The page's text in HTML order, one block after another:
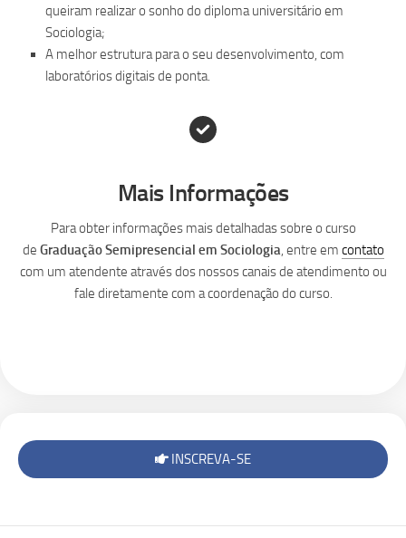
queiram realizar o sonho do diploma universitário em
Sociologia;
A melhor estrutura para o seu desenvolvimento, com
laboratórios digitais de ponta.
Mais Informações
Para obter informações mais detalhadas sobre o curso
de Graduação Semipresencial em Sociologia, entre em contato
com um atendente através dos nossos canais de atendimento ou
fale diretamente com a coordenação do curso.
INSCREVA-SE